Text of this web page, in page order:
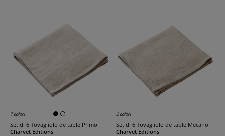
7 colori
Set di 6 Tovagliolo de table Primo
Charvet Editions
2 colori
Set di 6 Tovagliolo de table Mecano
Charvet Editions